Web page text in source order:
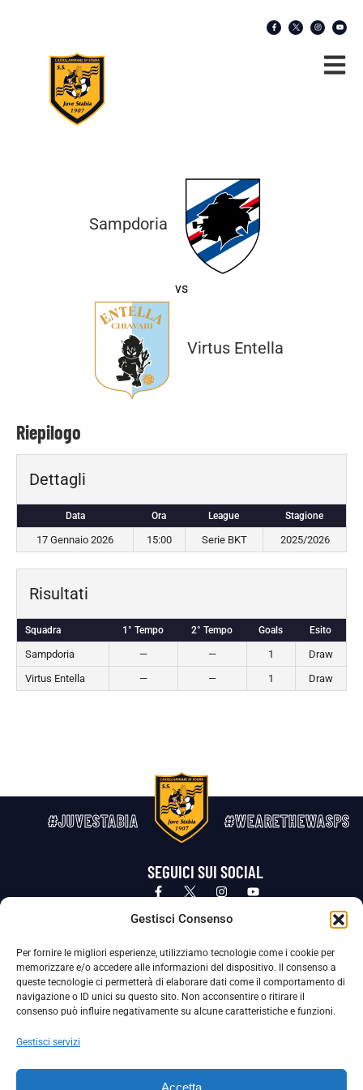
Gestisci Consenso
Per fornire le migliori esperienze, utilizziamo tecnologie come i cookie per
memorizzare e/o accedere alle informazioni del dispositivo. Il consenso a
queste tecnologie ci permetterà di elaborare dati come il comportamento di
navigazione o ID unici su questo sito. Non acconsentire o ritirare il
consenso può influire negativamente su alcune caratteristiche e funzioni.
Gestisci servizi
Accetta
Sampdoria
vs
Virtus Entella
Riepilogo
Dettagli
Data Ora League Stagione
17 Gennaio 2026 15:00 Serie BKT 2025/2026
Risultati
Squadra 1° Tempo 2° Tempo Goals Esito
Sampdoria — — 1
Draw
Virtus Entella
— — 1 Draw
#JUVESTABIA #WEARETHEWASPS
SEGUICI SUI SOCIAL
Privacy Policy Cookie Policy
La Società ha nominato il Responsabile della Protezione dei Dati Personali (DPO), figura specializzata che vigila sulle modalità
adottate dalla nostra Società per tutelare i Suoi dati personali.
Per contattare il DPO può scrivere a